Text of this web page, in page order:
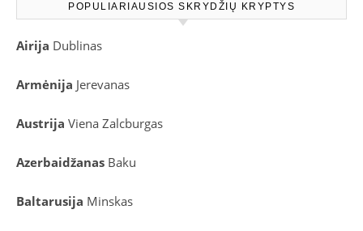
POPULIARIAUSIOS SKRYDŽIŲ KRYPTYS
Airija Dublinas
Armėnija Jerevanas
Austrija Viena Zalcburgas
Azerbaidžanas Baku
Baltarusija Minskas